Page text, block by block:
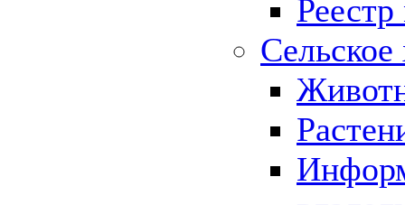
Сельское